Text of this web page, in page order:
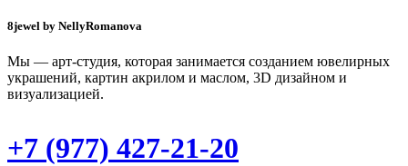
8jewel by NellyRomanova
Мы — арт-студия, которая занимается созданием ювелирных
украшений, картин акрилом и маслом, 3D дизайном и
визуализацией.
+7 (977) 427-21-20